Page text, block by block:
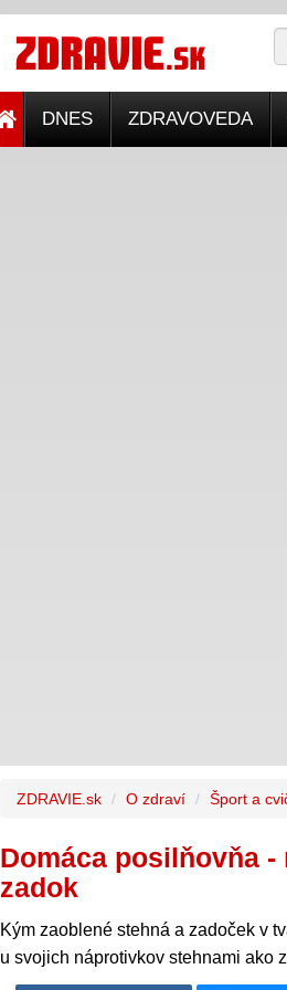
DNES ZDRAVOVEDA
ZDRAVIE.sk O zdraví Šport a
Domáca posilňovňa
zadok
Kým zaoblené stehná a zadoček v
u svojich náprotivkov stehnami ako